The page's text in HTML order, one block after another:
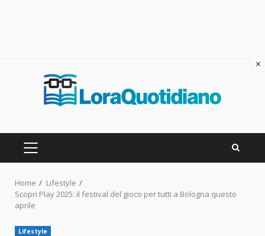
PRIMARY
Home
Lifestyle
Scopri Play 2025: il festival del gioco per tutti a Bologna questo
aprile
Lifestyle
×